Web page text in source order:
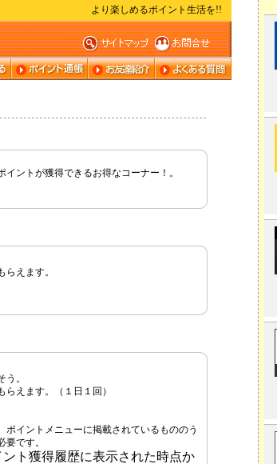
より楽しめるポイント生活を!!
ントが獲得できるお得なコーナー！。
えます。
。
らえます。（１日１回）
イントメニューに掲載されているもののう
です。
ト獲得履歴に表示された時点か